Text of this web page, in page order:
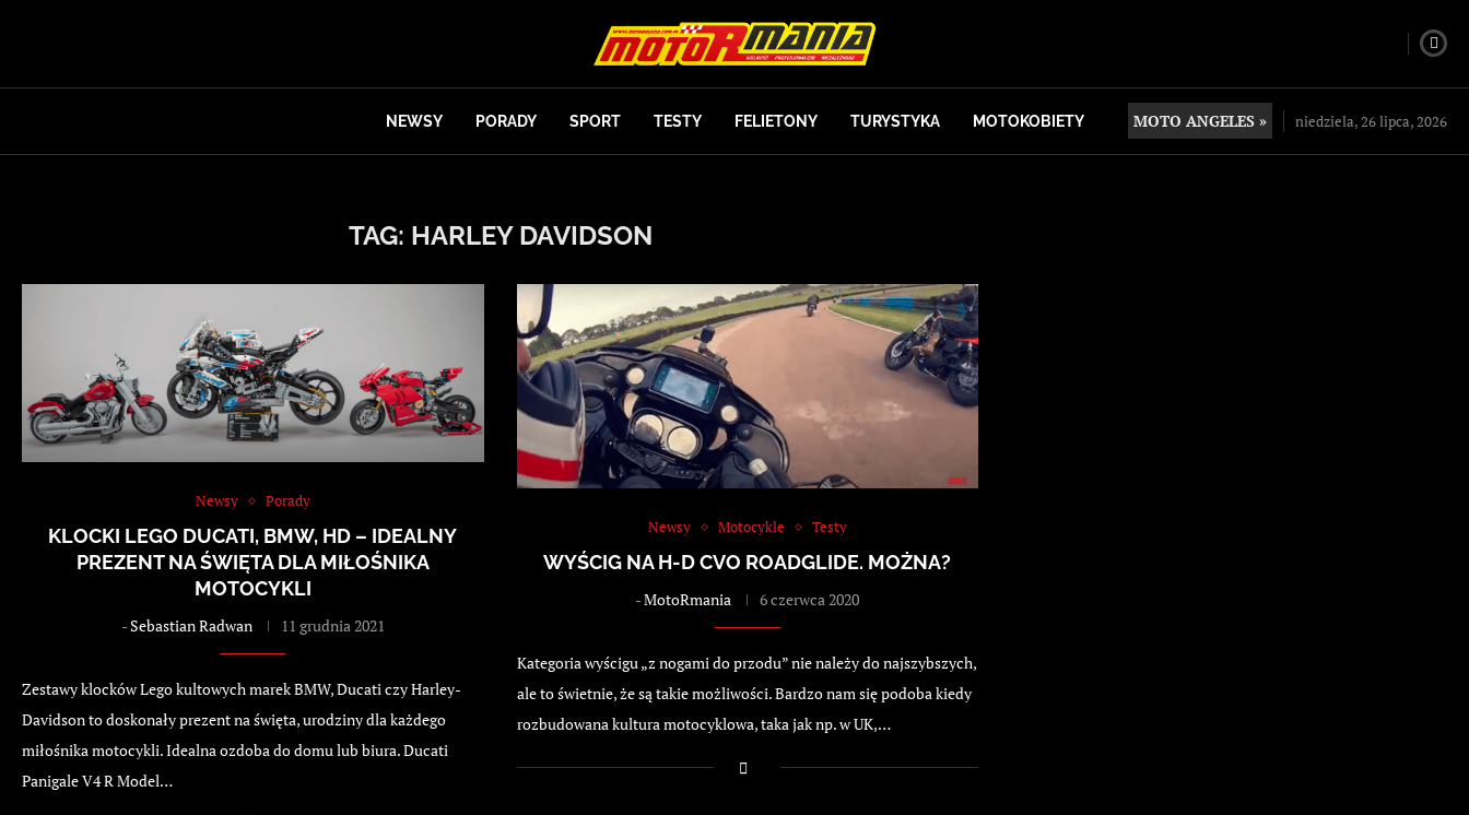
NEWSY PORADY SPORT TESTY FELIETONY TURYSTYKA MOTOKOBIETY MOTO ANGELES » niedziela, 26 lipca, 2026
TAG: HARLEY DAVIDSON
Newsy Porady
KLOCKI LEGO DUCATI, BMW, HD – IDEALNY
PREZENT NA ŚWIĘTA DLA MIŁOŚNIKA
MOTOCYKLI
-Sebastian Radwan 11 grudnia 2021
Zestawy klocków Lego kultowych marek BMW, Ducati czy Harley-
Davidson to doskonały prezent na święta, urodziny dla każdego
miłośnika motocykli. Idealna ozdoba do domu lub biura. Ducati
Panigale V4 R Model…
Newsy Motocykle Testy
WYŚCIG NA H-D CVO ROADGLIDE. MOŻNA?
-MotoRmania 6 czerwca 2020
Kategoria wyścigu „z nogami do przodu” nie należy do najszybszych,
ale to świetnie, że są takie możliwości. Bardzo nam się podoba kiedy
rozbudowana kultura motocyklowa, taka jak np. w UK,…